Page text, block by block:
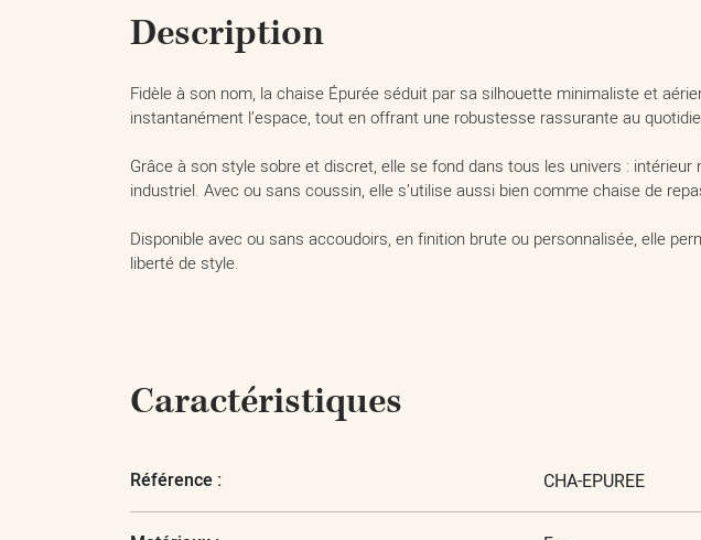
Description
Fidèle à son nom, la chaise Épurée séduit par sa silhouette minimaliste et
instantanément l’espace, tout en offrant une robustesse rassurante au
Grâce à son style sobre et discret, elle se fond dans tous les univers :
industriel. Avec ou sans coussin, elle s’utilise aussi bien comme chaise de
Disponible avec ou sans accoudoirs, en finition brute ou personnalisée, elle
liberté de style.
Caractéristiques
Référence : CHA-EPUREE